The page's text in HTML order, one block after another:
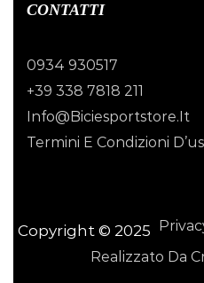
CONTATTI
0934 930517
+39 338 7818 211
Info@biciesportstore.it
Termini E Condizioni
Copyright © 2025
Realizzato Da